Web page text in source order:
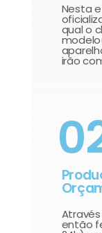
Nesta
qual o
irão
então